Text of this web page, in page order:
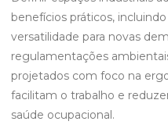
benefícios práticos,
versatilidade para novas
regulamentações
projetados com foco na
facilitam o trabalho e
saúde ocupacional.